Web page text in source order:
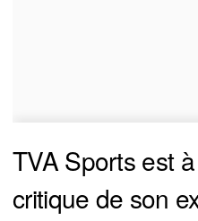
TVA Sports est
critique de son